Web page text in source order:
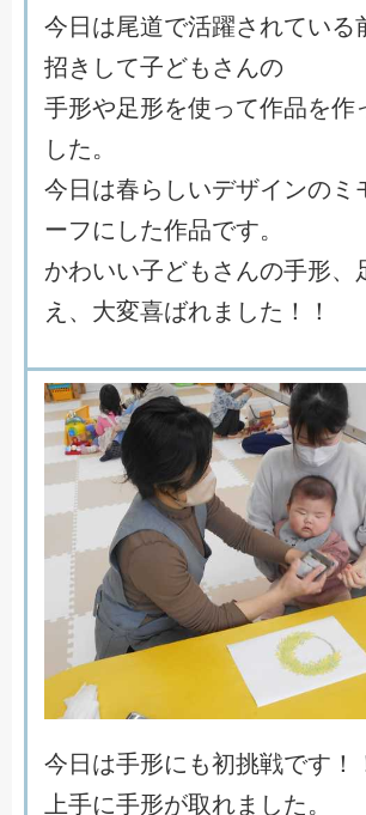
今日は尾道で活躍さ れている
招き して子ども さ んの
手形や足形を使って作品を作
した。
今日は春ら しいデザイ ンの ミ
ーフに した作品です。
かわいい子ども さ んの手形、
え 、 大変喜ばれま した ！ ！
今日は手形に も初挑戦です ！
上手に手形が取れま した。